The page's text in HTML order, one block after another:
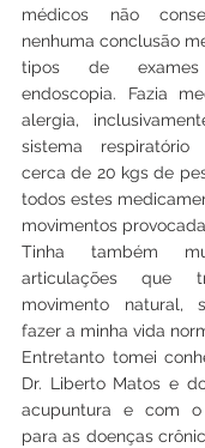
médicos não
nenhuma conclusão
tipos de
endoscopia. Fazia
alergia,
sistema
cerca de 20 kgs de
todos estes
movimentos
Tinha também
articulações que
movimento natural,
fazer a minha vida
Entretanto tomei
Dr. Liberto Matos e
acupuntura e com
para as doenças